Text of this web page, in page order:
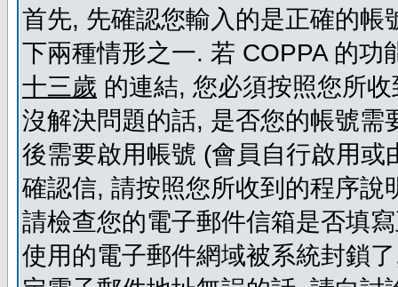
首先, 先確認您輸入的是正確的
下兩種情形之一. 若 COPPA 的
十三歲 的連結, 您必須按照您所
沒解決問題的話, 是否您的帳號
後需要啟用帳號 (會員自行啟用
確認信, 請按照您所收到的程序
請檢查您的電子郵件信箱是否填
使用的電子郵件網域被系統封鎖